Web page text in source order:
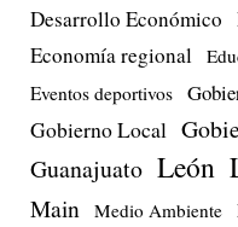
Desarrollo Económico
Economía regional
Eventos deportivos
Gobierno Local
Guanajuato León
Main Medio Ambiente